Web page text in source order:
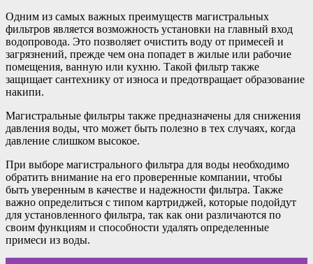
Одним из самых важных преимуществ магистральных
фильтров является возможность установки на главный вход
водопровода. Это позволяет очистить воду от примесей и
загрязнений, прежде чем она попадет в жилые или рабочие
помещения, ванную или кухню. Такой фильтр также
защищает сантехнику от износа и предотвращает образование
накипи.
Магистральные фильтры также предназначены для снижения
давления воды, что может быть полезно в тех случаях, когда
давление слишком высокое.
При выборе магистрального фильтра для воды необходимо
обратить внимание на его проверенные компании, чтобы
быть уверенным в качестве и надежности фильтра. Также
важно определиться с типом картриджей, которые подойдут
для установленного фильтра, так как они различаются по
своим функциям и способности удалять определенные
примеси из воды.